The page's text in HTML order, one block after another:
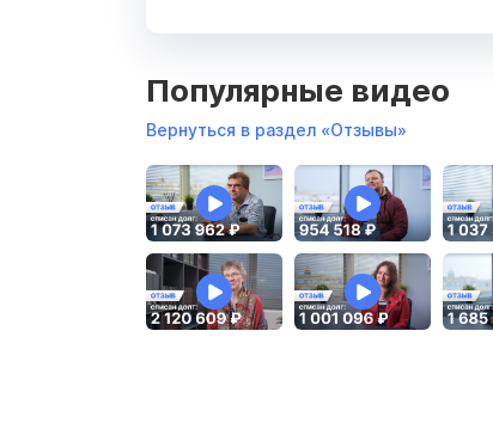
Популярные видео
Вернуться в раздел «Отзывы»